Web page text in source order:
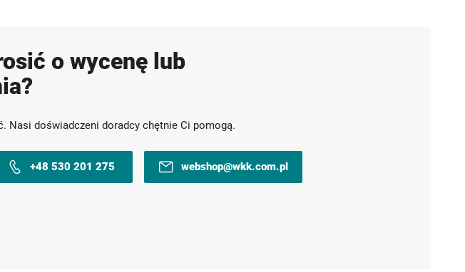
o wycenę lub
Nasi doświadczeni doradcy chętnie Ci pomogą.
+48 530 201 275 webshop@wkk.com.pl